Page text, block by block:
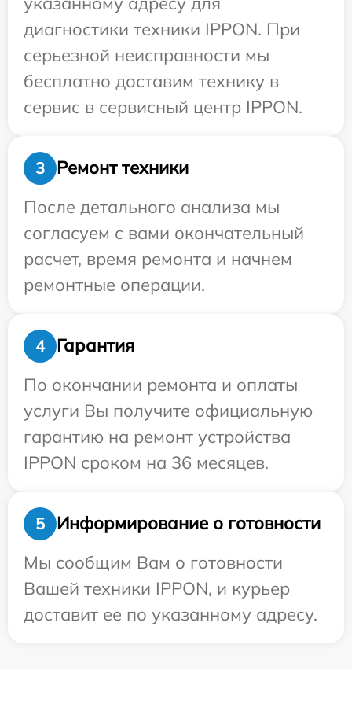
диагностики техники IPPON. При
серьезной неисправности мы
бесплатно доставим технику в
сервис в сервисный центр IPPON.
3
Ремонт техники
После детального анализа мы
согласуем с вами окончательный
расчет, время ремонта и начнем
ремонтные операции.
4
Гарантия
По окончании ремонта и оплаты
услуги Вы получите официальную
гарантию на ремонт устройства
IPPON сроком на 36 месяцев.
5
Информирование о готовности
Мы сообщим Вам о готовности
Вашей техники IPPON, и курьер
доставит ее по указанному адресу.